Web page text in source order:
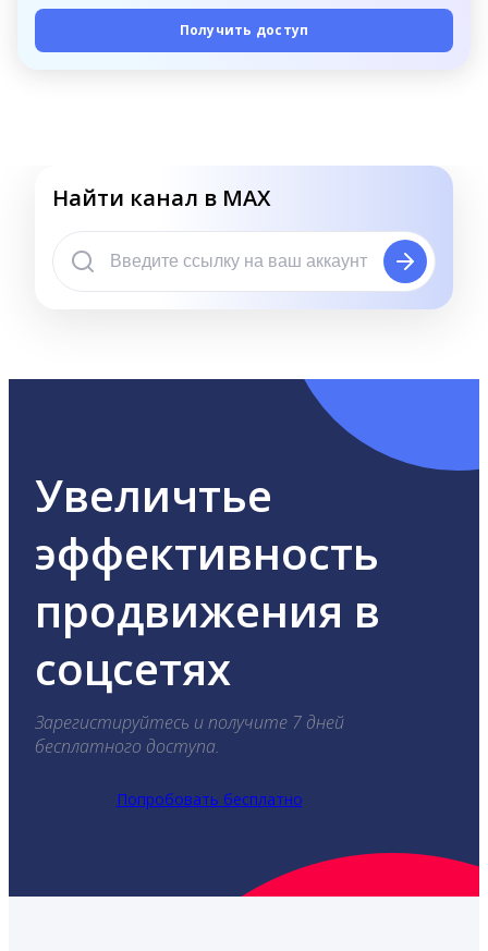
Получить доступ
Найти канал в MAX
Увеличтье
эффективность
продвижения в
соцсетях
Зарегистируйтесь и получите 7 дней
бесплатного доступа.
Попробовать бесплатно